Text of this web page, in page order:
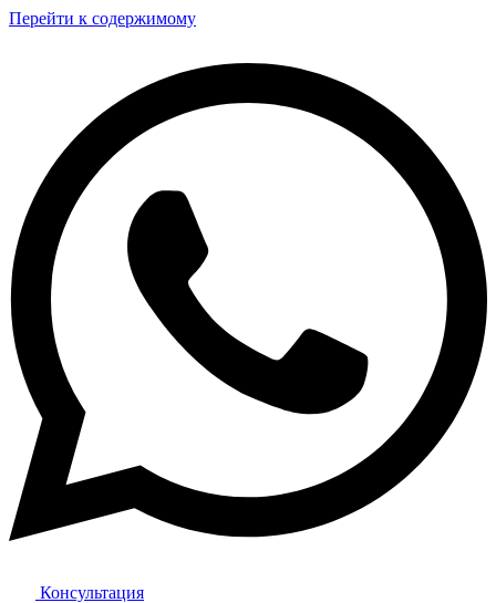
Перейти к содержимому
Консультация